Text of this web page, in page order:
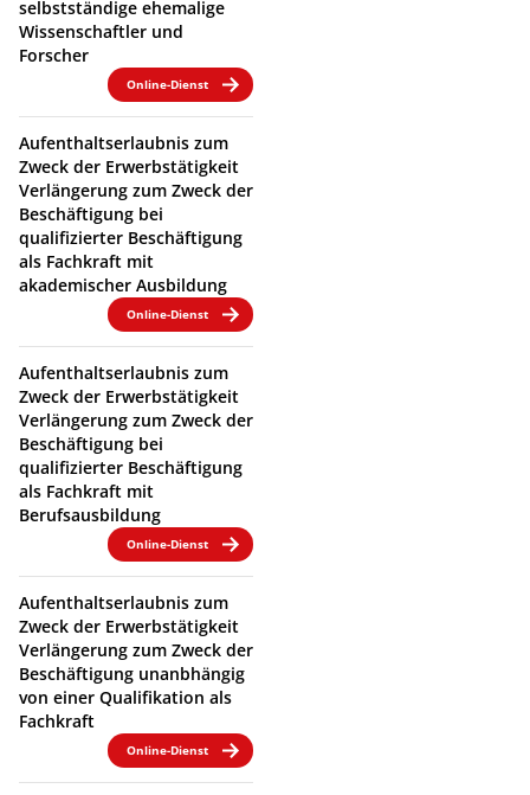
selbstständige ehemalige
Wissenschaftler und
Forscher
Online-Dienst
Aufenthaltserlaubnis zum
Zweck der Erwerbstätigkeit
Verlängerung zum Zweck der
Beschäftigung bei
qualifizierter Beschäftigung
als Fachkraft mit
akademischer Ausbildung
Online-Dienst
Aufenthaltserlaubnis zum
Zweck der Erwerbstätigkeit
Verlängerung zum Zweck der
Beschäftigung bei
qualifizierter Beschäftigung
als Fachkraft mit
Berufsausbildung
Online-Dienst
Aufenthaltserlaubnis zum
Zweck der Erwerbstätigkeit
Verlängerung zum Zweck der
Beschäftigung unanbhängig
von einer Qualifikation als
Fachkraft
Online-Dienst